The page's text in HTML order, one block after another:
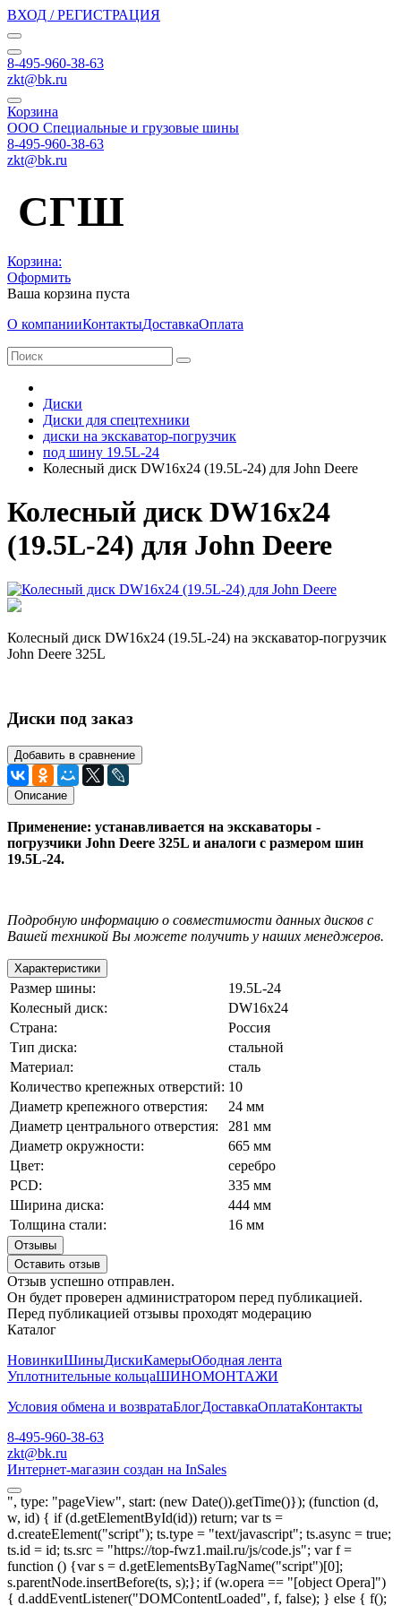
ВХОД / РЕГИСТРАЦИЯ
8-495-960-38-63
zkt@bk.ru
Корзина
ООО Специальные и грузовые шины
8-495-960-38-63
zkt@bk.ru
СГШ
Корзина:
Оформить
Ваша корзина пуста
О компанииКонтактыДоставкаОплата
Диски
Диски для спецтехники
диски на экскаватор-погрузчик
под шину 19.5L-24
Колесный диск DW16х24 (19.5L-24) для John Deere
Колесный диск DW16х24
(19.5L-24) для John Deere
Колесный диск DW16х24 (19.5L-24) на экскаватор-погрузчик
John Deere 325L
Диски под заказ
Добавить в сравнение
Описание
Применение: устанавливается на экскаваторы -
погрузчики John Deere 325L и аналоги с размером шин
19.5L-24.
Подробную информацию о совместимости данных дисков с
Вашей техникой Вы можете получить у наших менеджеров.
Характеристики
Размер шины:
19.5L-24
Колесный диск:
DW16x24
Страна:
Россия
Тип диска:
стальной
Материал:
сталь
Количество крепежных отверстий: 10
Диаметр крепежного отверстия:
24 мм
Диаметр центрального отверстия:
281 мм
Диаметр окружности:
665 мм
Цвет:
серебро
PCD:
335 мм
Ширина диска:
444 мм
Толщина стали:
16 мм
Отзывы
Оставить отзыв
Отзыв успешно отправлен.
Он будет проверен администратором перед публикацией.
Перед публикацией отзывы проходят модерацию
Каталог
НовинкиШиныДискиКамерыОбодная лента
Уплотнительные кольцаШИНОМОНТАЖИ
Условия обмена и возвратаБлогДоставкаОплатаКонтакты
8-495-960-38-63
zkt@bk.ru
Интернет-магазин создан на InSales
", type: "pageView", start: (new Date()).getTime()}); (function (d,
w, id) { if (d.getElementById(id)) return; var ts =
d.createElement("script"); ts.type = "text/javascript"; ts.async = true;
ts.id = id; ts.src = "https://top-fwz1.mail.ru/js/code.js"; var f =
function () {var s = d.getElementsByTagName("script")[0];
s.parentNode.insertBefore(ts, s);}; if (w.opera == "[object Opera]")
{ d.addEventListener("DOMContentLoaded", f, false); } else { f();